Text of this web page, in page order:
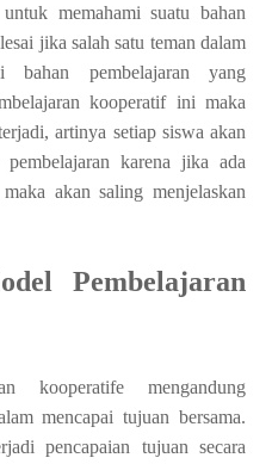
memahami suatu bahan
jika salah satu teman dalam
bahan pembelajaran yang
kooperatif ini maka
artinya setiap siswa akan
karena jika ada
akan saling menjelaskan
Pembelajaran
kooperatife mengandung
mencapai tujuan bersama.
pencapaian tujuan secara